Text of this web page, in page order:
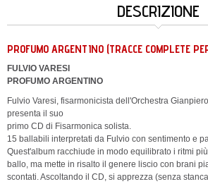
DESCRIZIONE
PROFUMO ARGENTINO (TRACCE COMPLETE
FULVIO VARESI
PROFUMO ARGENTINO
Fulvio Varesi, fisarmonicista dell'Orchestra
presenta il suo
primo CD di Fisarmonica solista.
15 ballabili interpretati da Fulvio con sentimento e
Quest'album racchiude in modo equilibrato i ritmi
ballo, ma mette in risalto il genere liscio con brani
scontati. Ascoltando il CD, si apprezza (senza